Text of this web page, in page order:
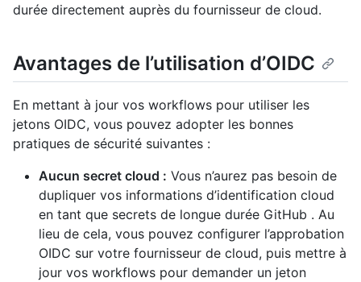
durée directement auprès du fournisseur de cloud.
Avantages de l’utilisation d’OIDC
En mettant à jour vos workflows pour utiliser les
jetons OIDC, vous pouvez adopter les bonnes
pratiques de sécurité suivantes :
Aucun secret cloud : Vous n’aurez pas besoin de
dupliquer vos informations d’identification cloud
en tant que secrets de longue durée GitHub . Au
lieu de cela, vous pouvez configurer l’approbation
OIDC sur votre fournisseur de cloud, puis mettre à
jour vos workflows pour demander un jeton